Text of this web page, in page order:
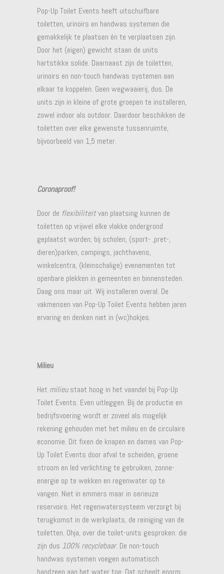
Pop-Up Toilet Events heeft uitschuifbare
toiletten, urinoirs en handwas systemen die
gemakkelijk te plaatsen én te verplaatsen zijn.
Door het (eigen) gewicht staan de units
hartstikke solide. Daarnaast zijn de toiletten,
urinoirs en non-touch handwas systemen aan
elkaar te koppelen. Geen wegwaaierij, dus. De
units zijn in kleine of grote groepen te installeren,
zowel indoor als outdoor. Daardoor beschikken de
toiletten over elke gewenste tussenruimte,
bijvoorbeeld van 1,5 meter.
Coronaproof!
Door de flexibiliteitvan plaatsing kunnen de
toiletten op vrijwel elke vlakke ondergrond
geplaatst worden; bij scholen, (sport- ,pret-,
dieren)parken, campings, jachthavens,
winkelcentra, (kleinschalige) evenementen tot
openbare plekken in gemeenten en binnensteden.
Daag ons maar uit. Wij installeren overal. De
vakmensen van Pop-Up Toilet Events hebben jaren
ervaring en denken niet in (wc)hokjes.
Milieu
Het milieu staat hoog in het vaandel bij Pop-Up
Toilet Events. Even uitleggen. Bij de productie en
bedrijfsvoering wordt er zoveel als mogelijk
rekening gehouden met het milieu en de circulaire
economie. Dit fixen de knapen en dames van Pop-
Up Toilet Events door afval te scheiden, groene
stroom en led verlichting te gebruiken, zonne-
energie op te wekken en regenwater op te
vangen. Niet in emmers maar in serieuze
reservoirs. Het regenwatersysteem verzorgt bij
terugkomst in de werkplaats, de reiniging van de
toiletten. Ohja, over die toilet-units gesproken: die
zijn dus 100% recyclebaar. De non-touch
handwas systemen voegen automatisch
handzeep aan het water toe. Dat scheelt enorm